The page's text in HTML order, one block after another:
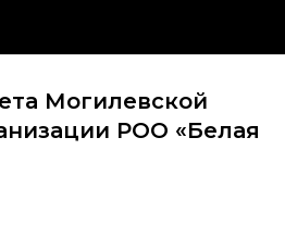
Могилевской
РОО «Белая